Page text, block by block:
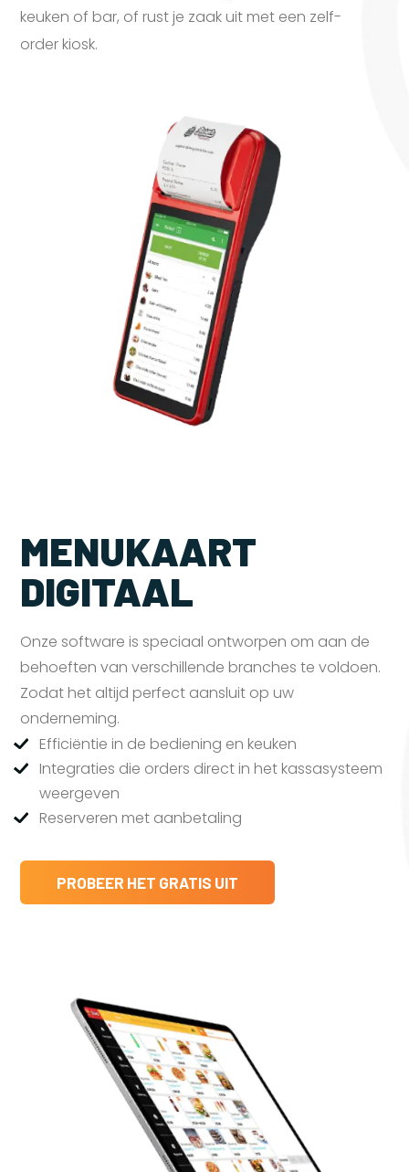
keuken of bar, of rust je zaak uit met een zelf-
order kiosk.
MENUKAART
DIGITAAL
Onze software is speciaal ontworpen om aan de
behoeften van verschillende branches te voldoen.
Zodat het altijd perfect aansluit op uw
onderneming.
Efficiëntie in de bediening en keuken
Integraties die orders direct in het kassasysteem
weergeven
Reserveren met aanbetaling
PROBEER HET GRATIS UIT